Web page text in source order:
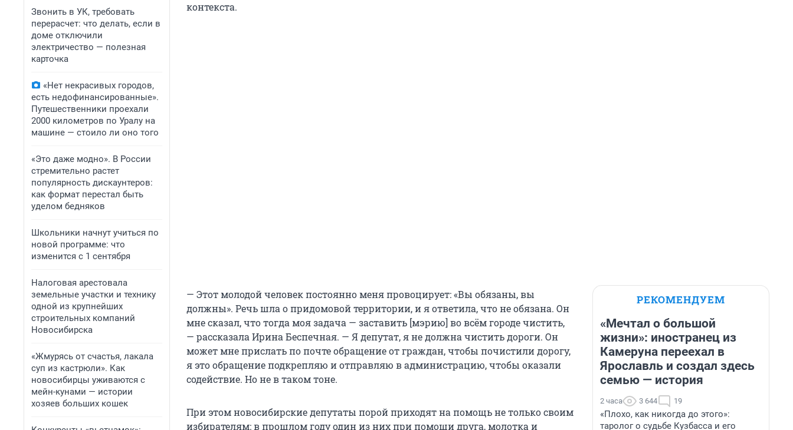
Звонить в УК, требовать
перерасчет: что делать, если в
доме отключили
электричество — полезная
карточка
«Нет некрасивых городов,
есть недофинансированные».
Путешественники проехали
2000 километров по Уралу на
машине — стоило ли оно того
«Это даже модно». В России
стремительно растет
популярность дискаунтеров:
как формат перестал быть
уделом бедняков
Школьники начнут учиться по
новой программе: что
изменится с 1 сентября
Налоговая арестовала
земельные участки и технику
одной из крупнейших
строительных компаний
Новосибирска
«Жмурясь от счастья, лакала
суп из кастрюли». Как
новосибирцы уживаются с
мейн-кунами — истории
хозяев больших кошек
контекста.
— Этот молодой человек постоянно меня провоцирует: «Вы обязаны, вы
должны». Речь шла о придомовой территории, и я ответила, что не обязана. Он
мне сказал, что тогда моя задача — заставить [мэрию] во всём городе чистить,
— рассказала Ирина Беспечная. — Я депутат, я не должна чистить дороги. Он
может мне прислать по почте обращение от граждан, чтобы почистили дорогу,
я это обращение подкрепляю и отправляю в администрацию, чтобы оказали
содействие. Но не в таком тоне.
При этом новосибирские депутаты порой приходят на помощь не только своим
избирателям: в прошлом году один из них при помощи друга, молотка и
РЕКОМЕНДУЕМ
«Мечтал о большой
жизни»: иностранец из
Камеруна переехал в
Ярославль и создал здесь
семью — история
2 часа 3 644 19
«Плохо, как никогда до этого»:
таролог о судьбе Кузбасса и его